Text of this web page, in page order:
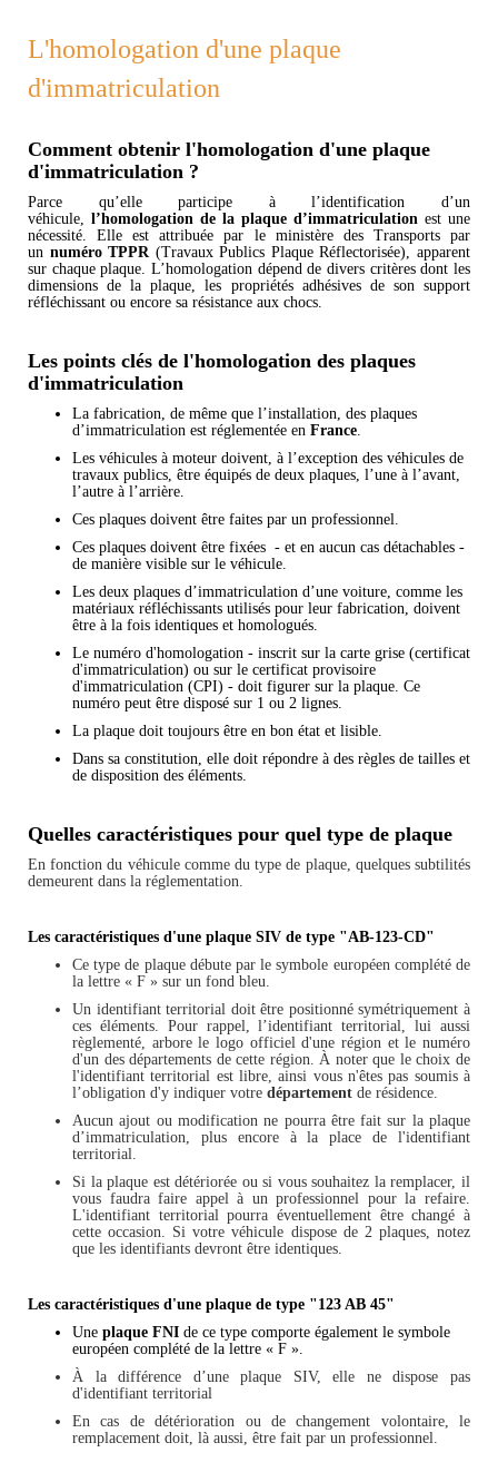
L'homologation d'une plaque
d'immatriculation
Comment obtenir l'homologation d'une plaque
d'immatriculation ?
Parce qu’elle participe à l’identification d’un
véhicule, l’homologation de la plaque d’immatriculation est une
nécessité. Elle est attribuée par le ministère des Transports par
un numéro TPPR(Travaux Publics Plaque Réflectorisée), apparent
sur chaque plaque. L’homologation dépend de divers critères dont les
dimensions de la plaque, les propriétés adhésives de son support
réfléchissant ou encore sa résistance aux chocs.
Les points clés de l'homologation des plaques
d'immatriculation
La fabrication, de même que l’installation, des plaques
d’immatriculation est réglementée en France.
Les véhicules à moteur doivent, à l’exception des véhicules de
travaux publics, être équipés de deux plaques, l’une à l’avant,
l’autre à l’arrière.
Ces plaques doivent être faites par un professionnel.
Ces plaques doivent être fixées - et en aucun cas détachables -
de manière visible sur le véhicule.
Les deux plaques d’immatriculation d’une voiture, comme les
matériaux réfléchissants utilisés pour leur fabrication, doivent
être à la fois identiques et homologués.
Le numéro d'homologation - inscrit sur la carte grise (certificat
d'immatriculation) ou sur le certificat provisoire
d'immatriculation (CPI) - doit figurer sur la plaque. Ce
numéro peut être disposé sur 1 ou 2 lignes.
La plaque doit toujours être en bon état et lisible.
Dans sa constitution, elle doit répondre à des règles de tailles et
de disposition des éléments.
Quelles caractéristiques pour quel type de plaque
En fonction du véhicule comme du type de plaque, quelques subtilités
demeurent dans la réglementation.
Les caractéristiques d'une plaque SIV de type "AB-123-CD"
Ce type de plaque débute par le symbole européen complété de
la lettre « F » sur un fond bleu.
Un identifiant territorial doit être positionné symétriquement à
ces éléments. Pour rappel, l’identifiant territorial, lui aussi
règlementé, arbore le logo officiel d'une région et le numéro
d'un des départements de cette région. À noter que le choix de
l'identifiant territorial est libre, ainsi vous n'êtes pas soumis à
l’obligation d'y indiquer votre département de résidence.
Aucun ajout ou modification ne pourra être fait sur la plaque
d’immatriculation, plus encore à la place de l'identifiant
territorial.
Si la plaque est détériorée ou si vous souhaitez la remplacer, il
vous faudra faire appel à un professionnel pour la refaire.
L'identifiant territorial pourra éventuellement être changé à
cette occasion. Si votre véhicule dispose de 2 plaques, notez
que les identifiants devront être identiques.
Les caractéristiques d'une plaque de type "123 AB 45"
Une plaque FNI de ce type comporte également le symbole
européen complété de la lettre « F ».
À la différence d’une plaque SIV, elle ne dispose pas
d'identifiant territorial
En cas de détérioration ou de changement volontaire, le
remplacement doit, là aussi, être fait par un professionnel.